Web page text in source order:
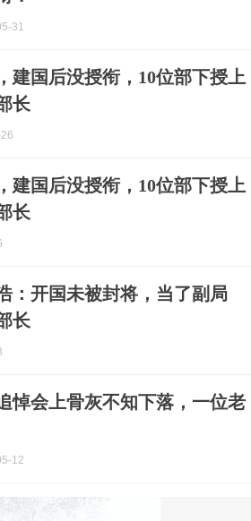
31
建国后没授衔，10位部下授上
长
建国后没授衔，10位部下授上
长
：开国未被封将，当了副局
长
悼会上骨灰不知下落，一位老
12